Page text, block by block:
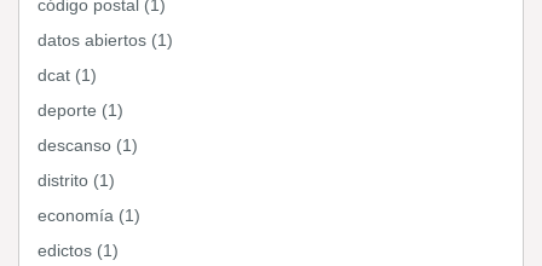
código postal (1)
datos abiertos (1)
dcat (1)
deporte (1)
descanso (1)
distrito (1)
economía (1)
edictos (1)